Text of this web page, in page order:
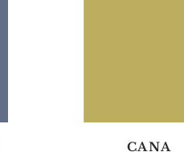
CANA